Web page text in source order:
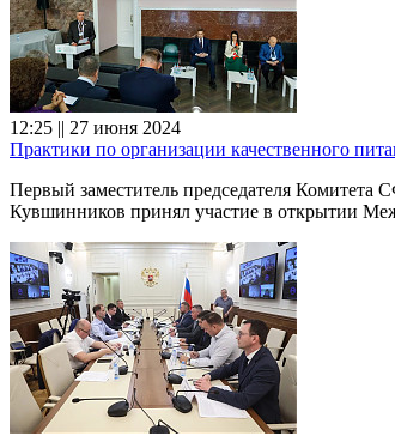
12:25 || 27 июня 2024
Практики по организации качественного
Первый заместитель председателя
Кувшинников принял участие в открытии